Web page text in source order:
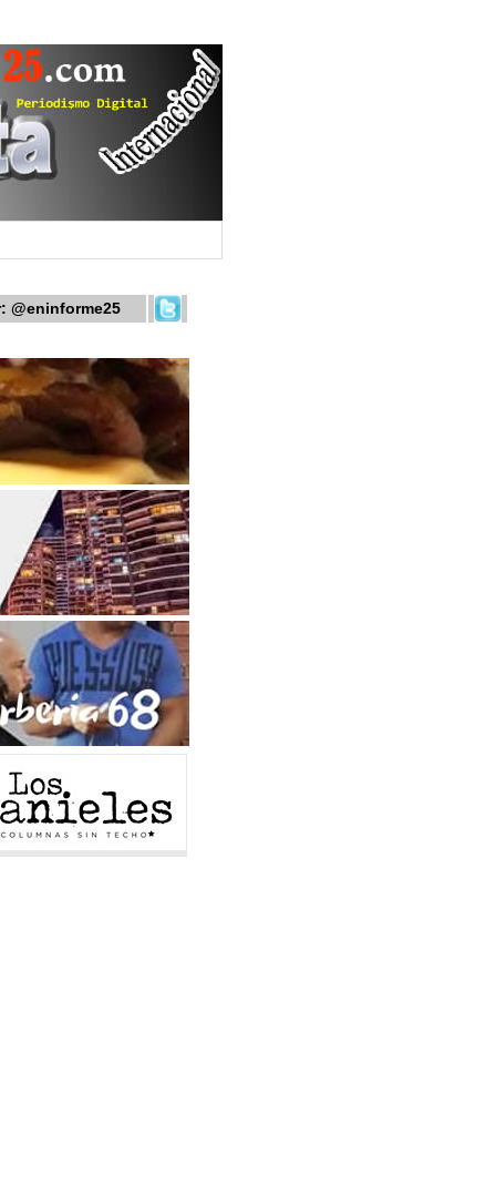
@eninforme25